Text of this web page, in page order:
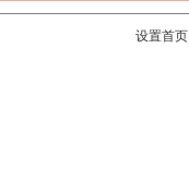
设置首页